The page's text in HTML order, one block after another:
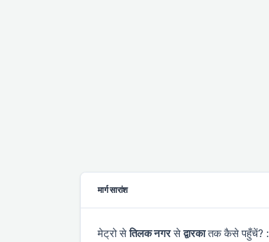
मार्ग सारांश
मेट्रो सेतिलक नगरसेद्वारकातक कैसे पहुँचें?